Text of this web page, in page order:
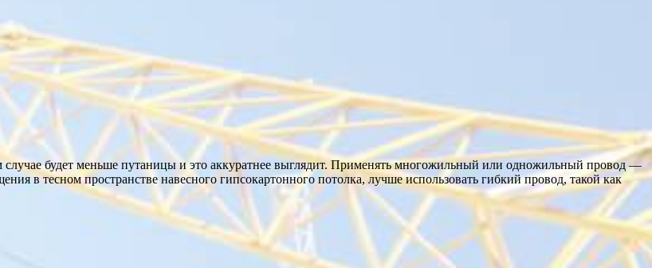
случае будет меньше путаницы и это аккуратнее выглядит. Применять многожильный или одножильный провод —
в тесном пространстве навесного гипсокартонного потолка, лучше использовать гибкий провод, такой как